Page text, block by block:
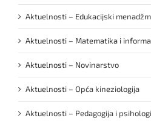
Aktuelnosti – Edukacijski
Aktuelnosti – Matematika i
Aktuelnosti – Novinarstvo
Aktuelnosti – Opća kineziologija
Aktuelnosti – Pedagogija i